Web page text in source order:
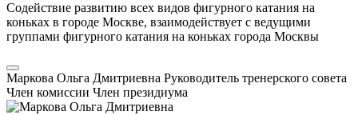
Содействие развитию всех видов фигурного катания на
коньках в городе Москве, взаимодействует с ведущими
группами фигурного катания на коньках города Москвы
Маркова Ольга Дмитриевна Руководитель тренерского совета
Член комиссии Член президиума